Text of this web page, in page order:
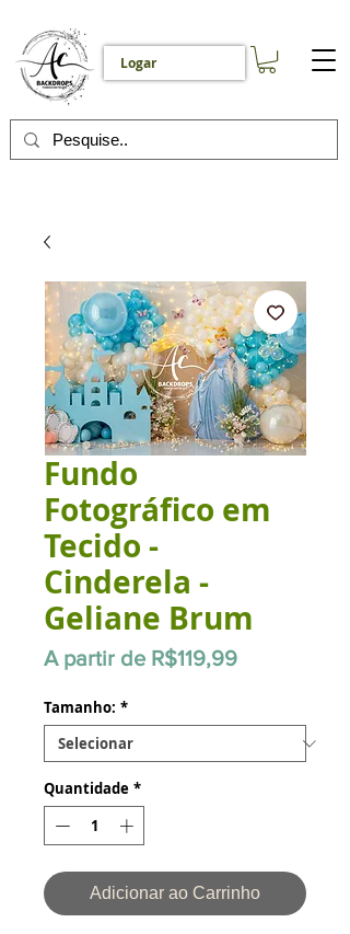
Logar
Fundo
Fotográfico em
Tecido -
Cinderela -
Geliane Brum
A partir de R$119,99Preço
Tamanho: *
Quantidade *
Adicionar ao Carrinho